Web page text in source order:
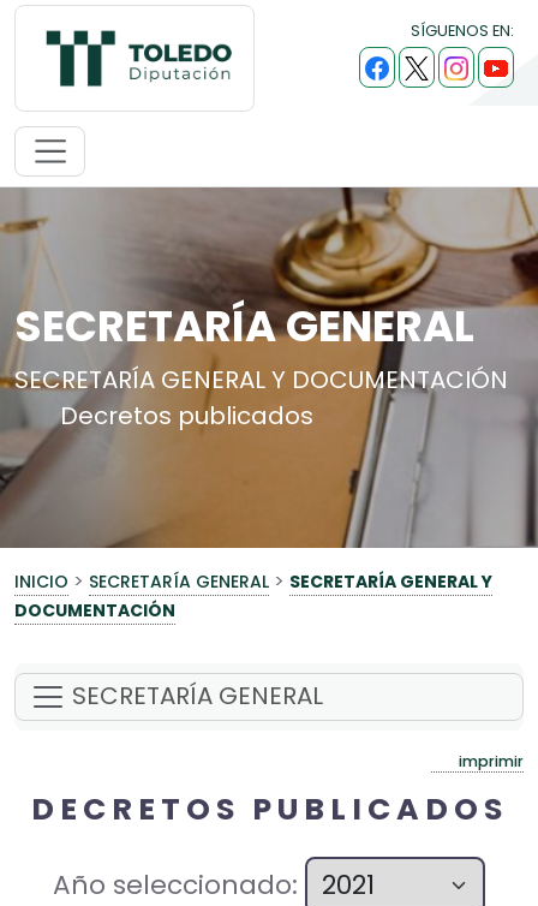
SÍGUENOS EN:
SECRETARÍA GENERAL
SECRETARÍA GENERAL Y DOCUMENTACIÓN
Decretos publicados
INICIO > SECRETARÍA GENERAL > SECRETARÍA GENERAL Y
DOCUMENTACIÓN
SECRETARÍA GENERAL
imprimir
DECRETOS PUBLICADOS
Año seleccionado: